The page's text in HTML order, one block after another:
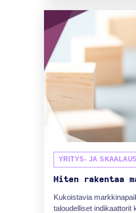
YRITYS- JA
Miten rakentaa
Kukoistavia
taloudelliset